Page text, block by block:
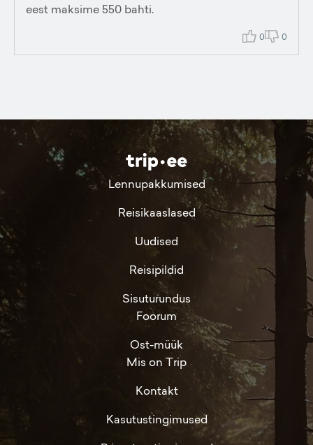
eest maksime 550 bahti.
0 0
Lennupakkumised
Reisikaaslased
Uudised
Reisipildid
Sisuturundus
Foorum
Ost-müük
Mis on Trip
Kontakt
Kasutustingimused